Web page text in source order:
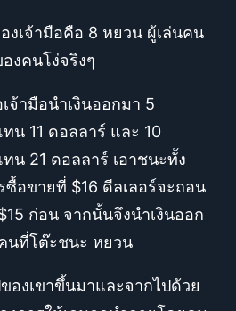
งเจ้ามือคือ 8 หยวน ผู้เล่นคน
งคนโง่จริงๆ
จ้ามือนำเงินออกมา 5
น 11 ดอลลาร์ และ 10
น 21 ดอลลาร์ เอาชนะทั้ง
อขายที่ $16 ดีลเลอร์จะถอน
ก่อน จากนั้นจึงนำเงินออก
นที่โต๊ะชนะ หยวน
องเขาขึ้นมาและจากไปด้วย